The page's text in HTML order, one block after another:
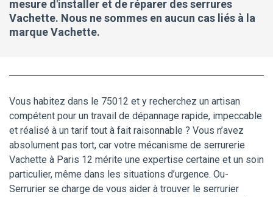
mesure d'installer et de réparer des serrures
Vachette. Nous ne sommes en aucun cas liés à la
marque Vachette.
Vous habitez dans le 75012 et y recherchez un artisan
compétent pour un travail de dépannage rapide, impeccable
et réalisé à un tarif tout à fait raisonnable ? Vous n’avez
absolument pas tort, car votre mécanisme de serrurerie
Vachette à Paris 12 mérite une expertise certaine et un soin
particulier, même dans les situations d’urgence. Ou-
Serrurier se charge de vous aider à trouver le serrurier